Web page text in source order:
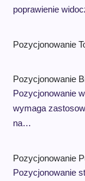
poprawienie
Pozycjonowanie
Pozycjonowanie
Pozycjonowanie
wymaga
na…
Pozycjonowanie
Pozycjonowanie